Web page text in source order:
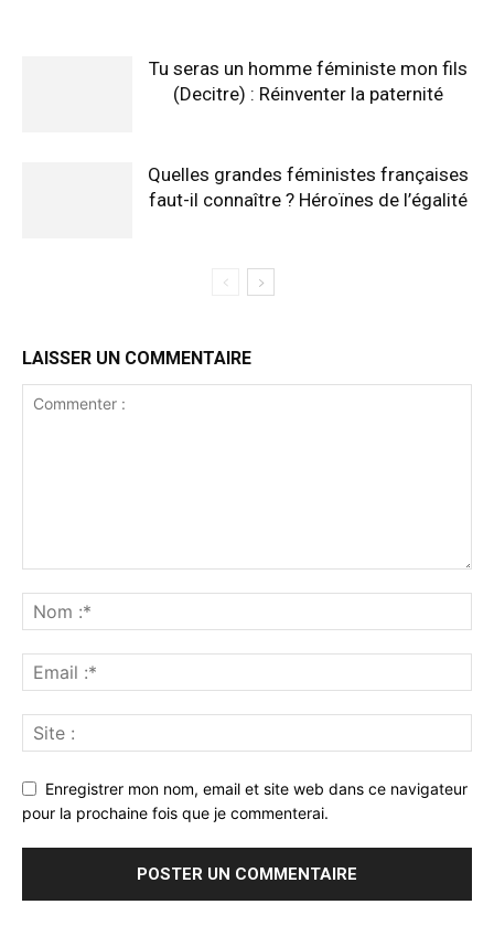
Tu seras un homme féministe mon fils
(Decitre) : Réinventer la paternité
Quelles grandes féministes françaises
faut-il connaître ? Héroïnes de l’égalité
LAISSER UN COMMENTAIRE
Enregistrer mon nom, email et site web dans ce navigateur
pour la prochaine fois que je commenterai.